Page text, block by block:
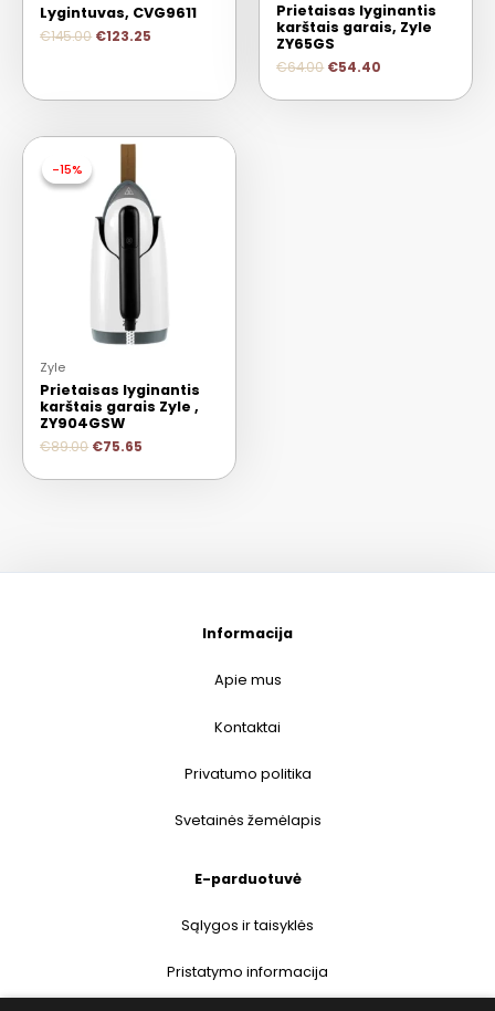
Lygintuvas, CVG9611
€145.00 €123.25
Prietaisas lyginantis
karštais garais, Zyle
ZY65GS
€64.00 €54.40
-15%
-15%
Zyle
Prietaisas lyginantis
karštais garais Zyle ,
ZY904GSW
€89.00 €75.65
Informacija
Apie mus
Kontaktai
Privatumo politika
Svetainės žemėlapis
E-parduotuvė
Sąlygos ir taisyklės
Pristatymo informacija